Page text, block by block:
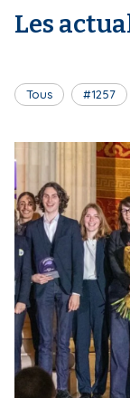
Les
Tous #1257